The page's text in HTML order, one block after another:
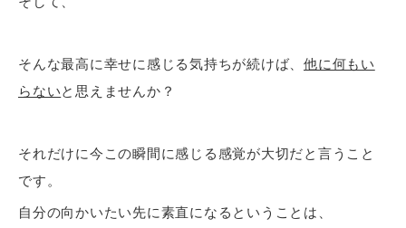
そんな最高に幸せに感じる気持ちが続けば、 他に何もい
らないと思えませんか？
それだけに今この瞬間に感じる感覚が大切だと言うこと
です。
自分の向かいたい先に素直になるということは、